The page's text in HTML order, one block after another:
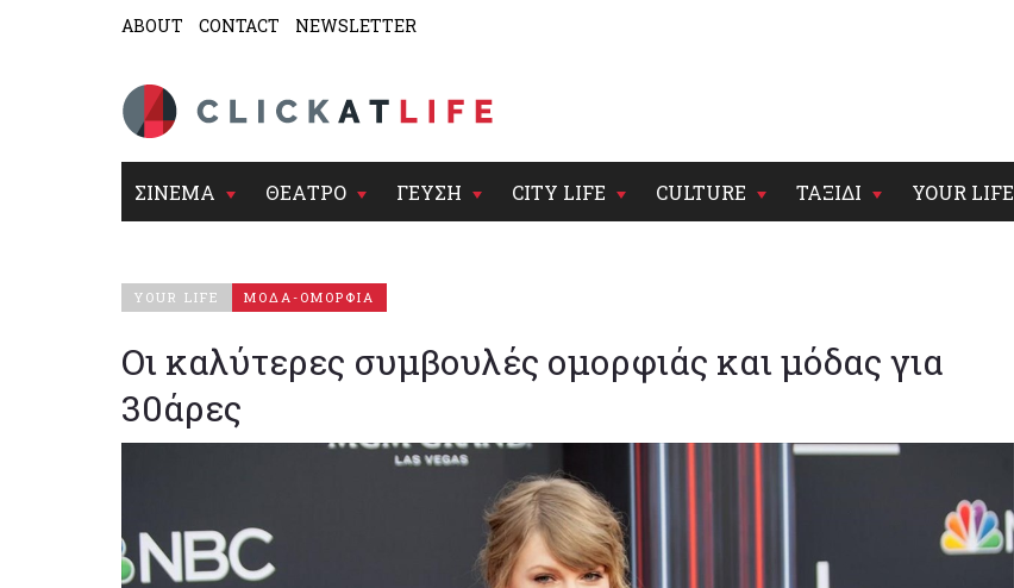
ABOUT CONTACT NEWSLETTER
ΣΙΝΕΜΑ ΘΕΑΤΡΟ ΓΕΥΣΗ CITY LIFE CULTURE ΤΑΞΙΔΙ YOUR LIFE
YOUR LIFE ΜΟΔΑ-ΟΜΟΡΦΙΑ
Οι καλύτερες συμβουλές ομορφιάς και μόδας για
30άρες